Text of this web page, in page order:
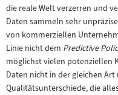
die reale Welt verzerren und
Daten sammeln sehr
von kommerziellen
Linie nicht dem Predictive
möglichst vielen potenziellen
Daten nicht in der gleichen Art
Qualitätsunterschiede, die